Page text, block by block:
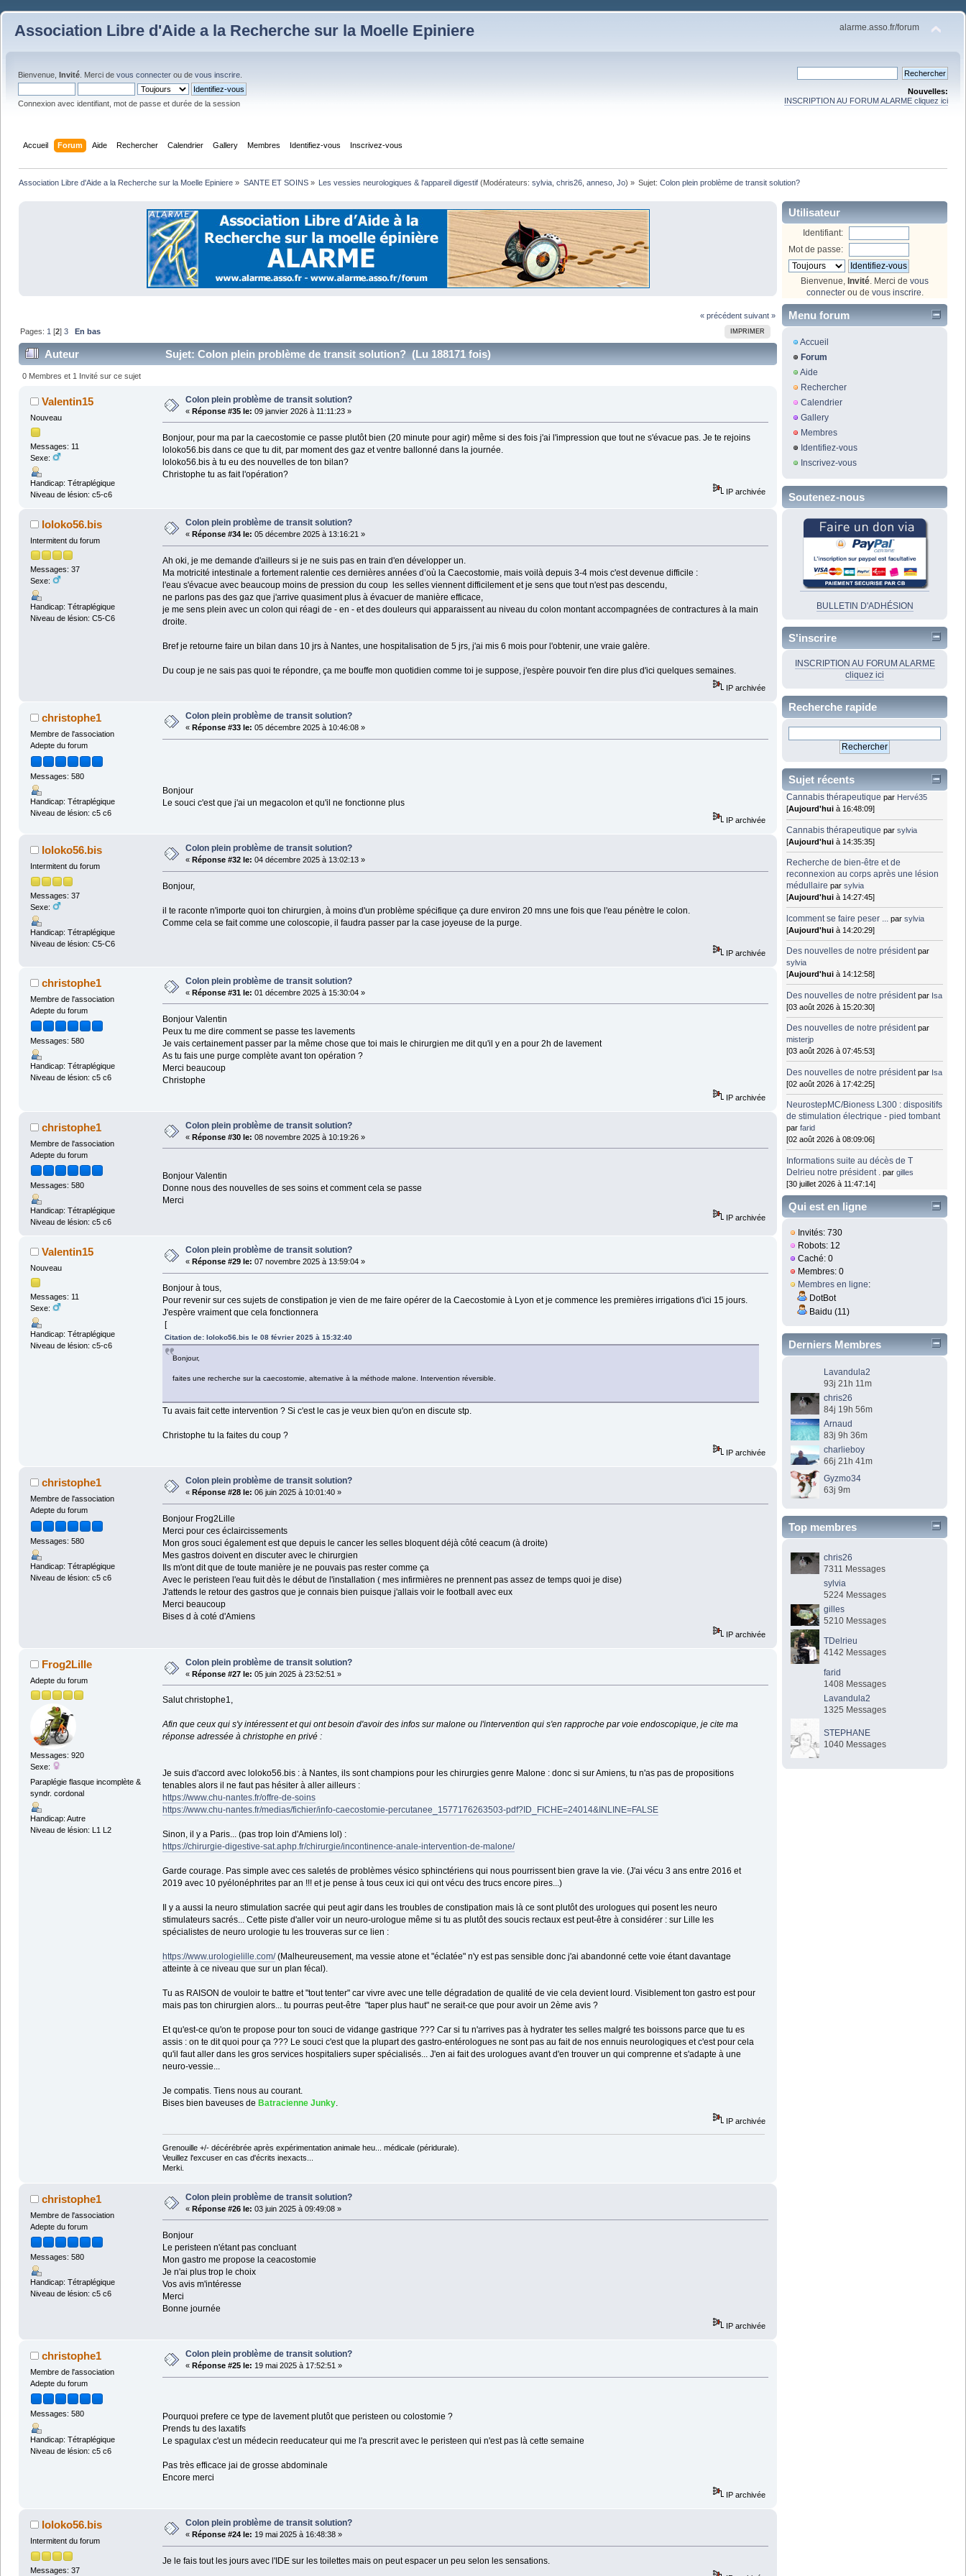
Association Libre d'Aide a la Recherche sur la Moelle Epiniere alarme.asso.fr/forum
Bienvenue, Invité . Merci de vous connecter ou de vous inscrire
Connexion avec identifiant, mot de passe et durée de la session
Nouvelles:
INSCRIPTION AU FORUM ALARME cliquez ici
Accueil Forum Aide Rechercher Calendrier Gallery Membres Identifiez-vous Inscrivez-vous
Association Libre d'Aide a la Recherche sur la Moelle Epiniere » SANTE ET SOINS» Les vessies neurologiques & l'appareil digestif(Modérateurs: sylvia, chris26, anneso, Jo) » Sujet:Colon plein problème de transit solution?
« précédent suivant »
IMPRIMER
Pages: 1 [2]3 En bas
Auteur Sujet: Colon plein problème de transit solution? (Lu 188171 fois)
0 Membres et 1 Invité sur ce sujet
Valentin15
Nouveau
Messages: 11
Sexe:
Handicap: Tétraplégique
Niveau de lésion: c5-c6
Colon plein problème de transit solution?
« Réponse #35 le: 09 janvier 2026 à 11:11:23 »
Bonjour, pour ma par la caecostomie ce passe plutôt bien (20 minute pour agir) même si des fois j'ai l'impression que tout ne s'évacue pas. Je te rejoins
loloko56.bis dans ce que tu dit, par moment des gaz et ventre ballonné dans la journée.
loloko56.bis à tu eu des nouvelles de ton bilan?
Christophe tu as fait l'opération?
IP archivée
loloko56.bis
Intermitent du forum
Messages: 37
Sexe:
Handicap: Tétraplégique
Niveau de lésion: C5-C6
Colon plein problème de transit solution?
« Réponse #34 le: 05 décembre 2025 à 13:16:21 »
Ah oki, je me demande d'ailleurs si je ne suis pas en train d'en développer un.
Ma motricité intestinale a fortement ralentie ces dernières années d’où la Caecostomie, mais voilà depuis 3-4 mois c'est devenue difficile :
l'eau s'évacue avec beaucoup moins de pression du coup les selles viennent difficilement et je sens que tout n'est pas descendu,
ne parlons pas des gaz que j'arrive quasiment plus à évacuer de manière efficace,
je me sens plein avec un colon qui réagi de - en - et des douleurs qui apparaissent au niveau du colon montant accompagnées de contractures à la main
droite.
Bref je retourne faire un bilan dans 10 jrs à Nantes, une hospitalisation de 5 jrs, j'ai mis 6 mois pour l'obtenir, une vraie galère.
Du coup je ne sais pas quoi te répondre, ça me bouffe mon quotidien comme toi je suppose, j'espère pouvoir t'en dire plus d'ici quelques semaines.
IP archivée
christophe1
Membre de l'association
Adepte du forum
Messages: 580
Handicap: Tétraplégique
Niveau de lésion: c5 c6
Colon plein problème de transit solution?
« Réponse #33 le: 05 décembre 2025 à 10:46:08 »
Bonjour
Le souci c'est que j'ai un megacolon et qu'il ne fonctionne plus
IP archivée
loloko56.bis
Intermitent du forum
Messages: 37
Sexe:
Handicap: Tétraplégique
Niveau de lésion: C5-C6
Colon plein problème de transit solution?
« Réponse #32 le: 04 décembre 2025 à 13:02:13 »
Bonjour,
il te raconte n'importe quoi ton chirurgien, à moins d'un problème spécifique ça dure environ 20 mns une fois que l'eau pénètre le colon.
Comme cela se fait comme une coloscopie, il faudra passer par la case joyeuse de la purge.
IP archivée
christophe1
Membre de l'association
Adepte du forum
Messages: 580
Handicap: Tétraplégique
Niveau de lésion: c5 c6
Colon plein problème de transit solution?
« Réponse #31 le: 01 décembre 2025 à 15:30:04 »
Bonjour Valentin
Peux tu me dire comment se passe tes lavements
Je vais certainement passer par la même chose que toi mais le chirurgien me dit qu'il y en a pour 2h de lavement
As tu fais une purge complète avant ton opération ?
Merci beaucoup
Christophe
IP archivée
christophe1
Membre de l'association
Adepte du forum
Messages: 580
Handicap: Tétraplégique
Niveau de lésion: c5 c6
Colon plein problème de transit solution?
« Réponse #30 le: 08 novembre 2025 à 10:19:26 »
Bonjour Valentin
Donne nous des nouvelles de ses soins et comment cela se passe
Merci
IP archivée
Valentin15
Nouveau
Messages: 11
Sexe:
Handicap: Tétraplégique
Niveau de lésion: c5-c6
Colon plein problème de transit solution?
« Réponse #29 le: 07 novembre 2025 à 13:59:04 »
Bonjour à tous,
Pour revenir sur ces sujets de constipation je vien de me faire opérer de la Caecostomie à Lyon et je commence les premières irrigations d'ici 15 jours.
J'espère vraiment que cela fonctionnera
[
Citation de: loloko56.bis le 08 février 2025 à 15:32:40
Bonjour,
faites une recherche sur la caecostomie, alternative à la méthode malone. Intervention réversible.
Tu avais fait cette intervention ? Si c'est le cas je veux bien qu'on en discute stp.
Christophe tu la faites du coup ?
IP archivée
christophe1
Membre de l'association
Adepte du forum
Messages: 580
Handicap: Tétraplégique
Niveau de lésion: c5 c6
Colon plein problème de transit solution?
« Réponse #28 le: 06 juin 2025 à 10:01:40 »
Bonjour Frog2Lille
Merci pour ces éclaircissements
Mon gros souci également est que depuis le cancer les selles bloquent déjà côté ceacum (à droite)
Mes gastros doivent en discuter avec le chirurgien
Ils m'ont dit que de toute manière je ne pouvais pas rester comme ça
Avec le peristeen l'eau fuit dès le début de l'installation ( mes infirmières ne prennent pas assez de temps quoi je dise)
J'attends le retour des gastros que je connais bien puisque j'allais voir le football avec eux
Merci beaucoup
Bises d à coté d'Amiens
IP archivée
Frog2Lille
Adepte du forum
Messages: 920
Sexe:
Paraplégie flasque incomplète &
syndr. cordonal
Handicap: Autre
Niveau de lésion: L1 L2
Colon plein problème de transit solution?
« Réponse #27 le: 05 juin 2025 à 23:52:51 »
Salut christophe1,
Afin que ceux qui s'y intéressent et qui ont besoin d'avoir des infos sur malone ou l'intervention qui s'en rapproche par voie endoscopique, je cite ma
réponse adressée à christophe en privé :
Je suis d'accord avec loloko56.bis : à Nantes, ils sont champions pour les chirurgies genre Malone : donc si sur Amiens, tu n'as pas de propositions
tenables alors il ne faut pas hésiter à aller ailleurs :
https://www.chu-nantes.fr/offre-de-soins
https://www.chu-nantes.fr/medias/fichier/info-caecostomie-percutanee_1577176263503-pdf?ID_FICHE=24014&INLINE=FALSE
Sinon, il y a Paris... (pas trop loin d'Amiens lol) :
https://chirurgie-digestive-sat.aphp.fr/chirurgie/incontinence-anale-intervention-de-malone/
Garde courage. Pas simple avec ces saletés de problèmes vésico sphinctériens qui nous pourrissent bien grave la vie. (J'ai vécu 3 ans entre 2016 et
2019 avec 10 pyélonéphrites par an !!! et je pense à tous ceux ici qui ont vécu des trucs encore pires...)
Il y a aussi la neuro stimulation sacrée qui peut agir dans les troubles de constipation mais là ce sont plutôt des urologues qui posent les neuro
stimulateurs sacrés... Cette piste d'aller voir un neuro-urologue même si tu as plutôt des soucis rectaux est peut-être à considérer : sur Lille les
spécialistes de neuro urologie tu les trouveras sur ce lien :
https://www.urologielille.com/(Malheureusement, ma vessie atone et "éclatée" n'y est pas sensible donc j'ai abandonné cette voie étant davantage
atteinte à ce niveau que sur un plan fécal).
Tu as RAISON de vouloir te battre et "tout tenter" car vivre avec une telle dégradation de qualité de vie cela devient lourd. Visiblement ton gastro est pour
mais pas ton chirurgien alors... tu pourras peut-être "taper plus haut" ne serait-ce que pour avoir un 2ème avis ?
Et qu'est-ce qu'on te propose pour ton souci de vidange gastrique ??? Car si tu n'arrives pas à hydrater tes selles malgré tes boissons parce que tu es
assis : on te dit quoi pour ça ??? Le souci c'est que la plupart des gastro-entérologues ne sont pas au fait de nos ennuis neurologiques et c'est pour cela
qu'il faut aller dans les gros services hospitaliers super spécialisés... J'en ai fait des urologues avant d'en trouver un qui comprenne et s'adapte à une
neuro-vessie...
Je compatis. Tiens nous au courant.
Bises bien baveuses de Batracienne Junky.
IP archivée
Grenouille +/- décérébrée après expérimentation animale heu... médicale (péridurale).
Veuillez l'excuser en cas d'écrits inexacts...
Merki.
christophe1
Membre de l'association
Adepte du forum
Messages: 580
Handicap: Tétraplégique
Niveau de lésion: c5 c6
Colon plein problème de transit solution?
« Réponse #26 le: 03 juin 2025 à 09:49:08 »
Bonjour
Le peristeen n'étant pas concluant
Mon gastro me propose la ceacostomie
Je n'ai plus trop le choix
Vos avis m'intéresse
Merci
Bonne journée
IP archivée
christophe1
Membre de l'association
Adepte du forum
Messages: 580
Handicap: Tétraplégique
Niveau de lésion: c5 c6
Colon plein problème de transit solution?
« Réponse #25 le: 19 mai 2025 à 17:52:51 »
Pourquoi prefere ce type de lavement plutôt que peristeen ou colostomie ?
Prends tu des laxatifs
Le spagulax c'est un médecin reeducateur qui me l'a prescrit avec le peristeen qui n'est pas là cette semaine
Pas très efficace jai de grosse abdominale
Encore merci
IP archivée
loloko56.bis
Intermitent du forum
Messages: 37
Colon plein problème de transit solution?
« Réponse #24 le: 19 mai 2025 à 16:48:38 »
Je le fais tout les jours avec l'IDE sur les toilettes mais on peut espacer un peu selon les sensations.
Utilisateur
Identifiant:
Mot de passe:
Bienvenue, Invité . Merci de vous
connecterou de vous inscrire
Menu forum
Accueil
Forum
Aide
Rechercher
Calendrier
Gallery
Membres
Identifiez-vous
Inscrivez-vous
Soutenez-nous
BULLETIN D'ADHÉSION
S'inscrire
INSCRIPTION AU FORUM ALARME
cliquez ici
Recherche rapide
Sujet récents
Cannabis thérapeutique par Hervé35
[Aujourd'hui à 16:48:09]
Cannabis thérapeutique parsylvia
[Aujourd'hui à 14:35:35]
Recherche de bien-être et de
reconnexion au corps après une lésion
médullaire parsylvia
[Aujourd'hui à 14:27:45]
lcomment se faire peser ... parsylvia
[Aujourd'hui à 14:20:29]
Des nouvelles de notre président par
sylvia
[Aujourd'hui à 14:12:58]
Des nouvelles de notre président par Isa
[03 août 2026 à 15:20:30]
Des nouvelles de notre président par
misterjp
[03 août 2026 à 07:45:53]
Des nouvelles de notre président par Isa
[02 août 2026 à 17:42:25]
NeurostepMC/Bioness L300 : dispositifs
de stimulation électrique - pied tombant
parfarid
[02 août 2026 à 08:09:06]
Informations suite au décès de T
Delrieu notre président .
pargilles
[30 juillet 2026 à 11:47:14]
Qui est en ligne
Invités: 730
Robots: 12
Caché: 0
Membres: 0
Membres en ligne:
DotBot
Baidu (11)
Derniers Membres
Lavandula2
93j 21h 11m
chris26
84j 19h 56m
Arnaud
83j 9h 36m
charlieboy
66j 21h 41m
Gyzmo34
63j 9m
Top membres
chris26
7311 Messages
sylvia
5224 Messages
gilles
5210 Messages
TDelrieu
4142 Messages
farid
1408 Messages
Lavandula2
1325 Messages
STEPHANE
1040 Messages